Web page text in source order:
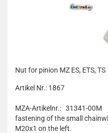
Nut for pinion MZ ES, ETS, TS
Artikel Nr.: 1867
MZA-Artikelnr.: 31341-00M
fastening of the small
M20x1 on the left.